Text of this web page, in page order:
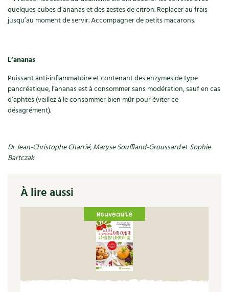
Décoration et petit bricolage
Les plantes et leurs vertus
Soins et cosmétiques au naturel
Société et alternatives
Protéger la nature
Autonomie
Enfants
Actions pour la planète
Archives
quelques cubes d’ananas et des zestes de citron. Replacer au frais
jusqu’au moment de servir. Accompagner de petits macarons.
L’ananas
Puissant anti-inflammatoire et contenant des enzymes de type
pancréatique, l’ananas est à consommer sans modération, sauf en cas
d’aphtes (veillez à le consommer bien mûr pour éviter ce
désagrément).
Dr Jean-Christophe Charrié, Maryse Souffland-GroussardetSophie
Bartczak
À lire aussi